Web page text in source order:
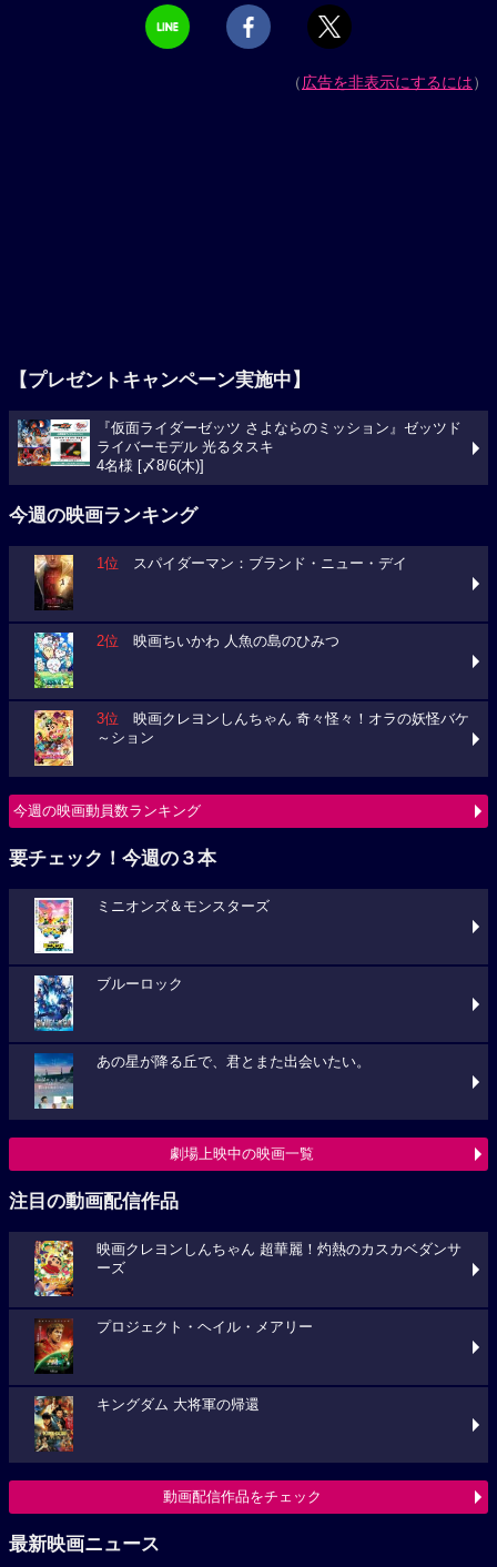
（広告を非表示にするには）
【プレゼントキャンペーン実施中】
『仮面ライダーゼッツ さよならのミッション』ゼッツド
ライバーモデル 光るタスキ
4名様 [〆8/6(木)]
今週の映画ランキング
1位 スパイダーマン：ブランド・ニュー・デイ
2位 映画ちいかわ 人魚の島のひみつ
3位 映画クレヨンしんちゃん 奇々怪々！オラの妖怪バケ
～ション
今週の映画動員数ランキング
要チェック！今週の３本
ミニオンズ＆モンスターズ
ブルーロック
あの星が降る丘で、君とまた出会いたい。
劇場上映中の映画一覧
注目の動画配信作品
映画クレヨンしんちゃん 超華麗！灼熱のカスカベダンサ
ーズ
プロジェクト・ヘイル・メアリー
キングダム 大将軍の帰還
動画配信作品をチェック
最新映画ニュース